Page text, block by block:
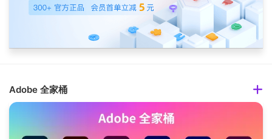
Adobe 全家桶